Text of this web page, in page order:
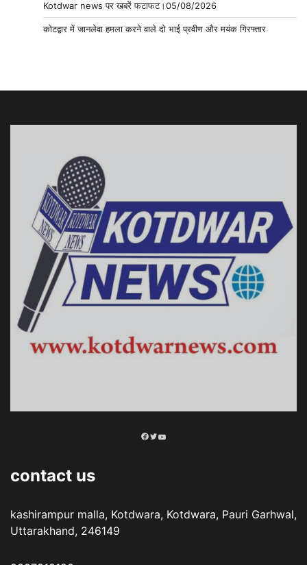
Kotdwar news पर खबरें फटाफट।05/08/2026
कोटद्वार में जानलेवा हमला करने वाले दो भाई प्रवीण और मयंक गिरफ्तार
Facebook
Twitter
YouTube
contact us
kashirampur malla, Kotdwara, Kotdwara, Pauri Garhwal,
Uttarakhand, 246149